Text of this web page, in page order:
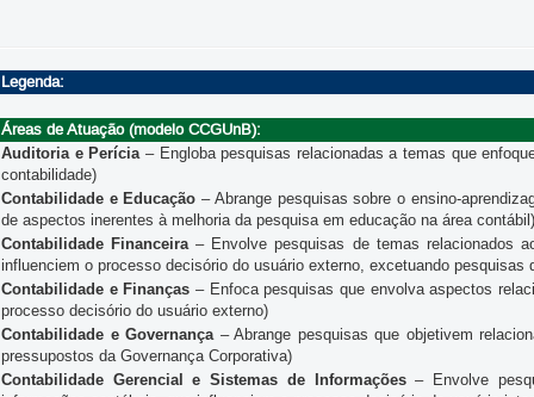
Legenda:
Áreas de Atuação (modelo CCGUnB):
Auditoria e Perícia – Engloba pesquisas relacionadas a temas que
contabilidade)
Contabilidade e Educação – Abrange pesquisas sobre o ensino-
de aspectos inerentes à melhoria da pesquisa em educação na área contábil)
Contabilidade Financeira – Envolve pesquisas de temas relacionados
influenciem o processo decisório do usuário externo, excetuando
Contabilidade e Finanças – Enfoca pesquisas que envolva aspectos
processo decisório do usuário externo)
Contabilidade e Governança – Abrange pesquisas que objetivem
pressupostos da Governança Corporativa)
Contabilidade Gerencial e Sistemas de Informações– Envolve